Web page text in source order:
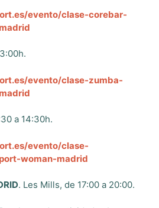
evento/clase-corebar-
evento/clase-zumba-
a 14:30h.
evento/clase-
woman-madrid
. Les Mills, de 17:00 a 20:00.